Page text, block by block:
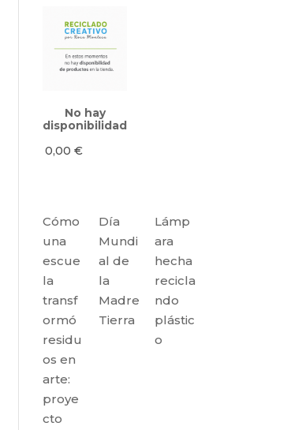
No hay
disponibilidad
0,00€
Cómo
una
escue
la
transf
ormó
residu
os en
arte:
proye
cto
Día
Mundi
al de
la
Madre
Tierra
Lámp
ara
hecha
recicla
ndo
plástic
o